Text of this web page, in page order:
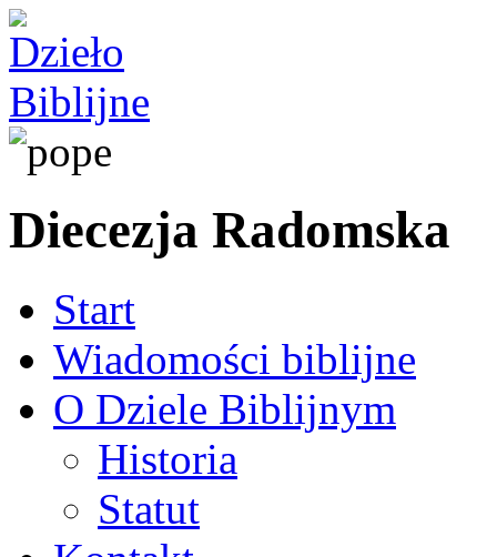
Diecezja Radomska
Start
Wiadomości biblijne
O Dziele Biblijnym
Historia
Statut